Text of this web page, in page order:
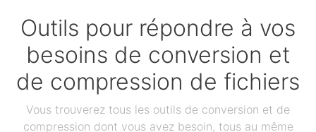
Outils pour répondre à vos
besoins de conversion et
de compression de fichiers
Vous trouverez tous les outils de conversion et de
compression dont vous avez besoin, tous au même